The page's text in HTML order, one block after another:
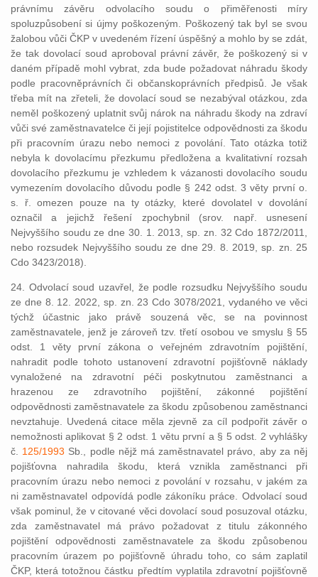
právnímu závěru odvolacího soudu o přiměřenosti míry
spoluzpůsobení si újmy poškozeným. Poškozený tak byl se svou
žalobou vůči ČKP v uvedeném řízení úspěšný a mohlo by se zdát,
že tak dovolací soud aproboval právní závěr, že poškozený si v
daném případě mohl vybrat, zda bude požadovat náhradu škody
podle pracovněprávních či občanskoprávních předpisů. Je však
třeba mít na zřeteli, že dovolací soud se nezabýval otázkou, zda
neměl poškozený uplatnit svůj nárok na náhradu škody na zdraví
vůči své zaměstnavatelce či její pojistitelce odpovědnosti za škodu
při pracovním úrazu nebo nemoci z povolání. Tato otázka totiž
nebyla k dovolacímu přezkumu předložena a kvalitativní rozsah
dovolacího přezkumu je vzhledem k vázanosti dovolacího soudu
vymezením dovolacího důvodu podle § 242 odst. 3 věty první o.
s. ř. omezen pouze na ty otázky, které dovolatel v dovolání
označil a jejichž řešení zpochybnil (srov. např. usnesení
Nejvyššího soudu ze dne 30. 1. 2013, sp. zn. 32 Cdo 1872/2011,
nebo rozsudek Nejvyššího soudu ze dne 29. 8. 2019, sp. zn. 25
Cdo 3423/2018).
24. Odvolací soud uzavřel, že podle rozsudku Nejvyššího soudu
ze dne 8. 12. 2022, sp. zn. 23 Cdo 3078/2021, vydaného ve věci
týchž účastnic jako právě souzená věc, se na povinnost
zaměstnavatele, jenž je zároveň tzv. třetí osobou ve smyslu § 55
odst. 1 věty první zákona o veřejném zdravotním pojištění,
nahradit podle tohoto ustanovení zdravotní pojišťovně náklady
vynaložené na zdravotní péči poskytnutou zaměstnanci a
hrazenou ze zdravotního pojištění, zákonné pojištění
odpovědnosti zaměstnavatele za škodu způsobenou zaměstnanci
nevztahuje. Uvedená citace měla zjevně za cíl podpořit závěr o
nemožnosti aplikovat § 2 odst. 1 větu první a § 5 odst. 2 vyhlášky
č. 125/1993 Sb., podle nějž má zaměstnavatel právo, aby za něj
pojišťovna nahradila škodu, která vznikla zaměstnanci při
pracovním úrazu nebo nemoci z povolání v rozsahu, v jakém za
ni zaměstnavatel odpovídá podle zákoníku práce. Odvolací soud
však pominul, že v citované věci dovolací soud posuzoval otázku,
zda zaměstnavatel má právo požadovat z titulu zákonného
pojištění odpovědnosti zaměstnavatele za škodu způsobenou
pracovním úrazem po pojišťovně úhradu toho, co sám zaplatil
ČKP, která totožnou částku předtím vyplatila zdravotní pojišťovně